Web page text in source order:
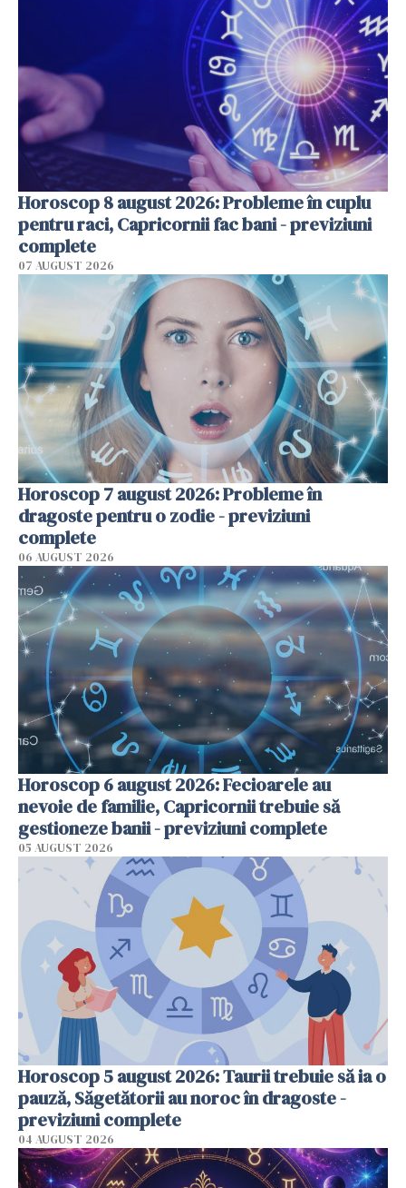
Horoscop 8 august 2026: Probleme în cuplu
pentru raci, Capricornii fac bani - previziuni
complete
07 AUGUST 2026
Horoscop 7 august 2026: Probleme în
dragoste pentru o zodie - previziuni
complete
06 AUGUST 2026
Horoscop 6 august 2026: Fecioarele au
nevoie de familie, Capricornii trebuie să
gestioneze banii - previziuni complete
05 AUGUST 2026
Horoscop 5 august 2026: Taurii trebuie să ia o
pauză, Săgetătorii au noroc în dragoste -
previziuni complete
04 AUGUST 2026